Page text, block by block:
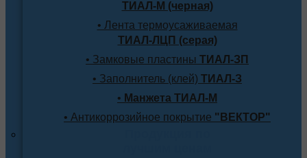
ТИАЛ-М (черная)
• Лента термоусаживаемая
ТИАЛ-ЛЦП (серая)
• Замковые пластины ТИАЛ-ЗП
• Заполнитель (клей) ТИАЛ-З
• Манжета ТИАЛ-М
• Антикоррозийное покрытие "ВЕКТОР"